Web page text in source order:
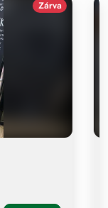
Zárva